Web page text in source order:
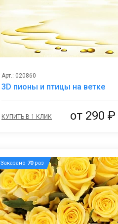
Арт.: 020860
3D пионы и птицы на ветке
КУПИТЬ В 1 КЛИК от290 ₽
Заказано 70раз